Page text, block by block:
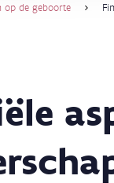
op de geboorte